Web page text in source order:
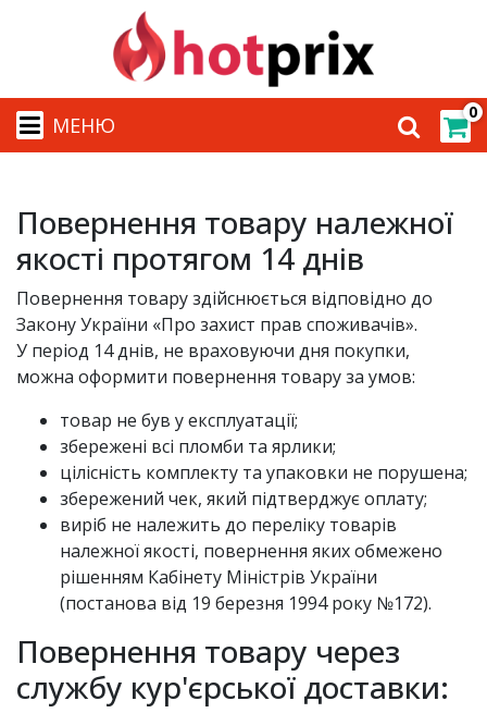
МЕНЮ
0
Повернення товару належної
якості протягом 14 днів
Повернення товару здійснюється відповідно до
Закону України «Про захист прав споживачів».
У період 14 днів, не враховуючи дня покупки,
можна оформити повернення товару за умов:
товар не був у експлуатації;
збережені всі пломби та ярлики;
цілісність комплекту та упаковки не порушена;
збережений чек, який підтверджує оплату;
виріб не належить до переліку товарів
належної якості, повернення яких обмежено
рішенням Кабінету Міністрів України
(постанова від 19 березня 1994 року №172).
Повернення товару через
службу кур'єрської доставки: